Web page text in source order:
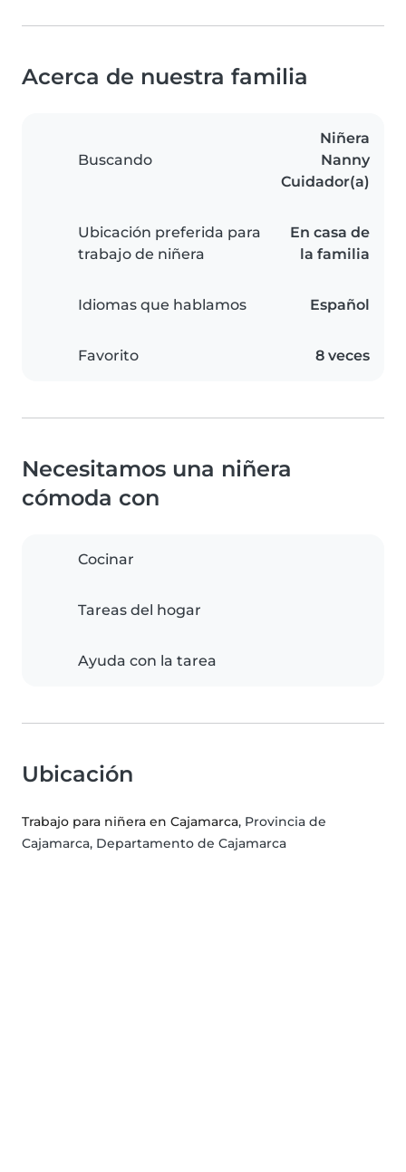
Acerca de nuestra familia
Buscando
Niñera
Nanny
Cuidador(a)
Ubicación preferida para
trabajo de niñera
En casa de
la familia
Idiomas que hablamos Español
Favorito 8 veces
Necesitamos una niñera
cómoda con
Cocinar
Tareas del hogar
Ayuda con la tarea
Ubicación
Trabajo para niñera en Cajamarca, Provincia de
Cajamarca, Departamento de Cajamarca